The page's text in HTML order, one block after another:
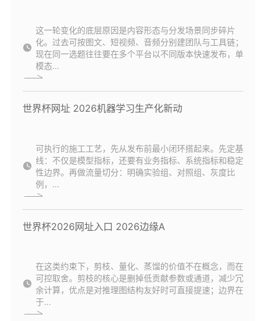
这一轮变化的底层原因是内容形态与分发场景同步碎片
化。过去可按图文、短视频、音频分别建团队与工具链；
现在同一选题往往要在多个平台以不同版本快速发布，单
模态...
世界杯网址 2026机器学习生产化新动
可执行的施工工艺，先从发布前最小闭环搭起来。先定基
线：不仅是模型指标，还要有业务指标、系统指标和稳定
性边界。再做流量切分：明确实验组、对照组、灰度比
例，...
世界杯2026网址入口 2026边缘A
在这类约束下，剪枝、量化、蒸馏的价值不在概念，而在
可控取舍。剪枝的核心是删掉低贡献参数或通道，减少冗
余计算，优点是对推理图结构友好时可直接提速；边界在
于...